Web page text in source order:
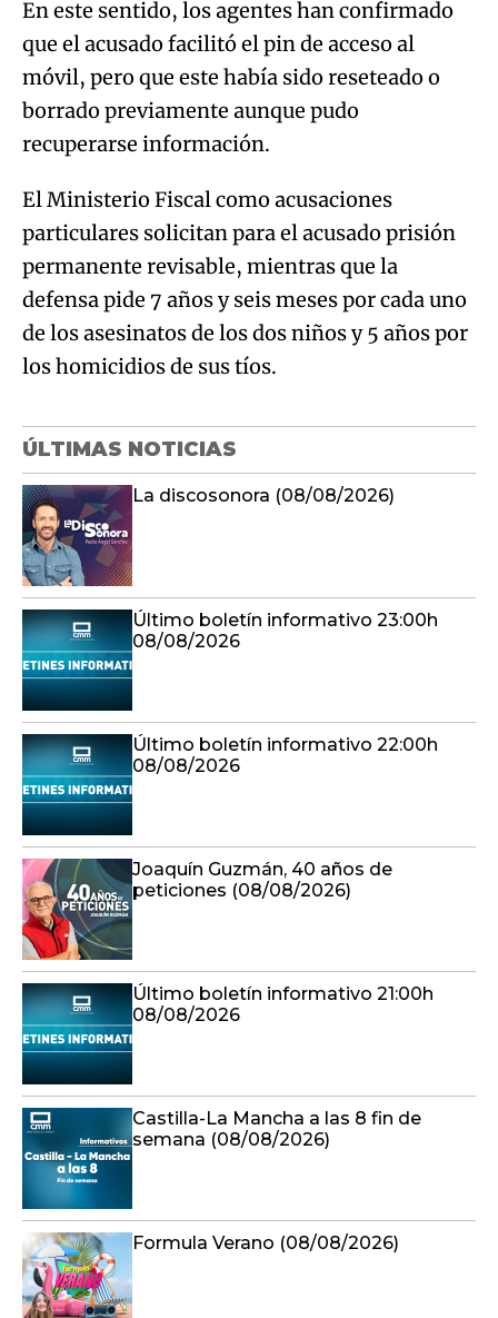
En este sentido, los agentes han confirmado
que el acusado facilitó el pin de acceso al
móvil, pero que este había sido reseteado o
borrado previamente aunque pudo
recuperarse información.
El Ministerio Fiscal como acusaciones
particulares solicitan para el acusado prisión
permanente revisable, mientras que la
defensa pide 7 años y seis meses por cada uno
de los asesinatos de los dos niños y 5 años por
los homicidios de sus tíos.
ÚLTIMAS NOTICIAS
La discosonora (08/08/2026)
Último boletín informativo 23:00h
08/08/2026
Último boletín informativo 22:00h
08/08/2026
Joaquín Guzmán, 40 años de
peticiones (08/08/2026)
Último boletín informativo 21:00h
08/08/2026
Castilla-La Mancha a las 8 fin de
semana (08/08/2026)
Formula Verano (08/08/2026)